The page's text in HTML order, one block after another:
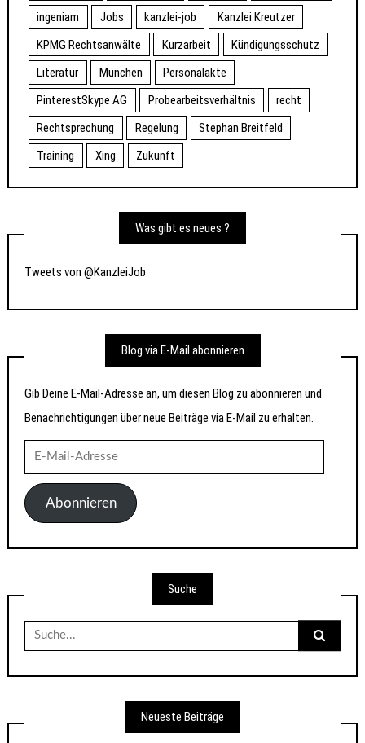
ingeniam
Jobs kanzlei-job
Kanzlei Kreutzer
KPMG Rechtsanwälte
Kurzarbeit
Kündigungsschutz
Literatur
München
Personalakte
PinterestSkype AG
Probearbeitsverhältnis
recht
Rechtsprechung
Regelung
Stephan Breitfeld
Training
Xing Zukunft
Was gibt es neues ?
Tweets von @KanzleiJob
Blog via E-Mail abonnieren
Gib Deine E-Mail-Adresse an, um diesen Blog zu abonnieren und
Benachrichtigungen über neue Beiträge via E-Mail zu erhalten.
Mail-
AdresseAbonnieren
Suche
Suche
nach:
Neueste Beiträge